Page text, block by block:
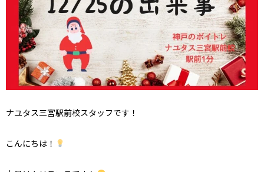
ナユタス三宮駅前校スタッフです！
こんにちは！